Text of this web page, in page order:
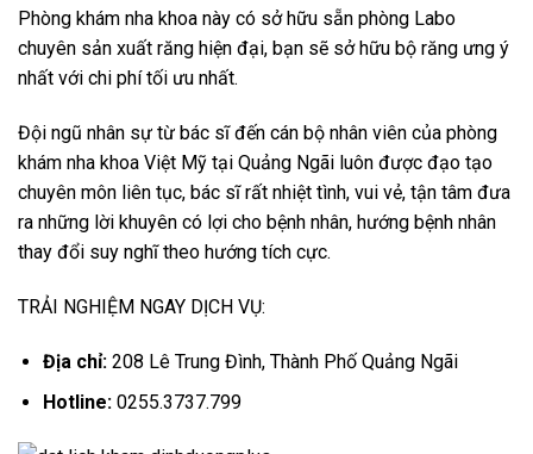
Phòng khám nha khoa này có sở hữu sẵn phòng Labo
chuyên sản xuất răng hiện đại, bạn sẽ sở hữu bộ răng ưng ý
nhất với chi phí tối ưu nhất.
Đội ngũ nhân sự từ bác sĩ đến cán bộ nhân viên của phòng
khám nha khoa Việt Mỹ tại Quảng Ngãi luôn được đạo tạo
chuyên môn liên tục, bác sĩ rất nhiệt tình, vui vẻ, tận tâm đưa
ra những lời khuyên có lợi cho bệnh nhân, hướng bệnh nhân
thay đổi suy nghĩ theo hướng tích cực.
TRẢI NGHIỆM NGAY DỊCH VỤ:
Địa chỉ:208 Lê Trung Đình, Thành Phố Quảng Ngãi
Hotline:0255.3737.799